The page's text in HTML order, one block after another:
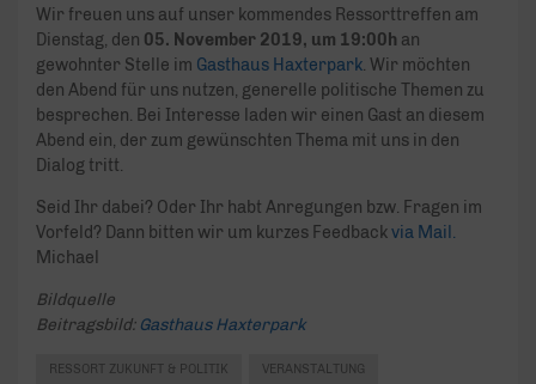
Wir freuen uns auf unser kommendes Ressorttreffen am
Dienstag, den 05. November 2019, um 19:00h an
gewohnter Stelle im Gasthaus Haxterpark. Wir möchten
den Abend für uns nutzen, generelle politische Themen zu
besprechen. Bei Interesse laden wir einen Gast an diesem
Abend ein, der zum gewünschten Thema mit uns in den
Dialog tritt.
Seid Ihr dabei? Oder Ihr habt Anregungen bzw. Fragen im
Vorfeld? Dann bitten wir um kurzes Feedbackvia Mail.
Michael
Bildquelle
Beitragsbild: Gasthaus Haxterpark
RESSORT ZUKUNFT & POLITIK VERANSTALTUNG